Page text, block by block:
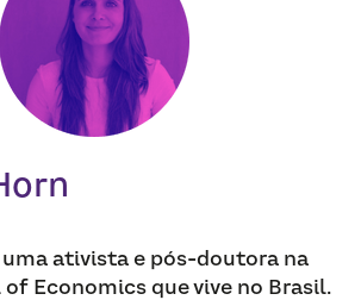
ativista e pós-doutora na
Economics que vive no Brasil.